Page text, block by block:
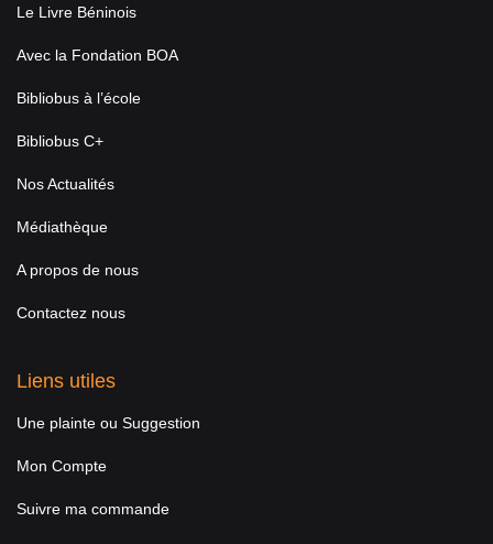
Le Livre Béninois
Avec la Fondation BOA
Bibliobus à l’école
Bibliobus C+
Nos Actualités
Médiathèque
A propos de nous
Contactez nous
Liens utiles
Une plainte ou Suggestion
Mon Compte
Suivre ma commande